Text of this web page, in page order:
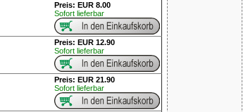
Preis: EUR 8.00
Sofort lieferbar
Preis: EUR 12.90
Sofort lieferbar
Preis: EUR 21.90
Sofort lieferbar